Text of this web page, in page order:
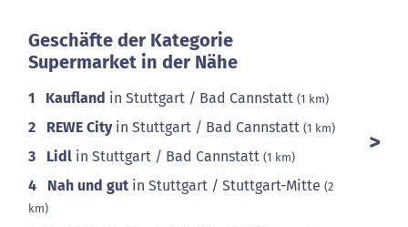
Geschäfte der Kategorie
Supermarket in der Nähe
1 Kaufland in Stuttgart / Bad Cannstatt (1 km)
2 REWE Cityin Stuttgart / Bad Cannstatt (1 km)
3 Lidl in Stuttgart / Bad Cannstatt (1 km)
4 Nah und gut in Stuttgart / Stuttgart-Mitte (2
km)